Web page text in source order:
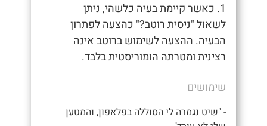
1. כאשר קיימת בעיה כלשהי, ניתן
לשאול "ניסית רוטב?" כהצעה לפתרון
הבעיה. ההצעה לשימוש ברוטב אינה
רצינית ומטרתה הומוריסטית בלבד.
שימושים
- "שיט נגמרה לי הסוללה בפלאפון, והמטען